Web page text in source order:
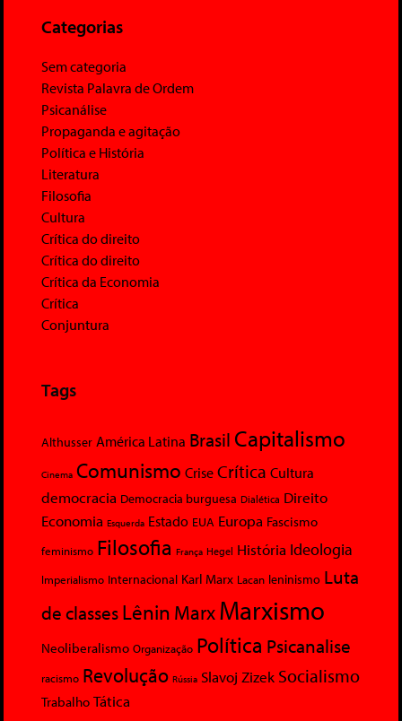
Categorias
Sem categoria
Revista Palavra de Ordem
Psicanálise
Propaganda e agitação
Política e História
Literatura
Filosofia
Cultura
Crítica do direito
Crítica do direito
Crítica da Economia
Crítica
Conjuntura
Tags
Althusser América Latina Brasil Capitalismo
Cinema Comunismo Crise Crítica Cultura
democracia Democracia burguesa Dialética Direito
Economia Esquerda Estado EUA Europa Fascismo
feminismo Filosofia França Hegel História Ideologia
Imperialismo Internacional Karl Marx Lacan leninismo Luta
de classesLênin MarxMarxismo
Neoliberalismo Organização Política Psicanalise
racismo Revolução Rússia Slavoj Zizek Socialismo
Trabalho Tática